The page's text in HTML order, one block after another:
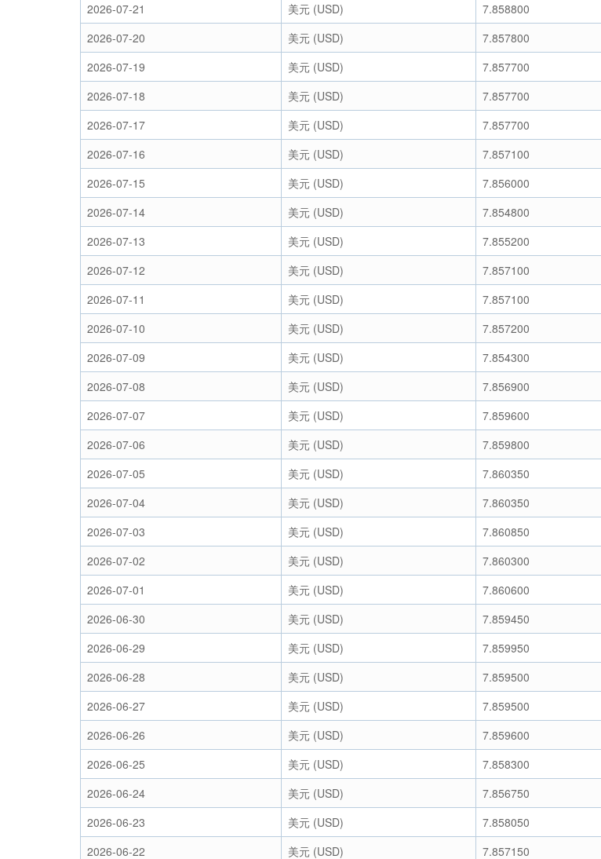
2026-07-21
美元 (USD) 7.858800
2026-07-20
美元 (USD) 7.857800
2026-07-19
美元 (USD) 7.857700
2026-07-18
美元 (USD) 7.857700
2026-07-17
美元 (USD) 7.857700
2026-07-16
美元 (USD) 7.857100
2026-07-15
美元 (USD) 7.856000
2026-07-14
美元 (USD) 7.854800
2026-07-13
美元 (USD) 7.855200
2026-07-12
美元 (USD) 7.857100
2026-07-11
美元 (USD) 7.857100
2026-07-10
美元 (USD) 7.857200
2026-07-09
美元 (USD) 7.854300
2026-07-08
美元 (USD) 7.856900
2026-07-07
美元 (USD) 7.859600
2026-07-06
美元 (USD) 7.859800
2026-07-05
美元 (USD) 7.860350
2026-07-04
美元 (USD) 7.860350
2026-07-03
美元 (USD) 7.860850
2026-07-02
美元 (USD) 7.860300
2026-07-01
美元 (USD) 7.860600
2026-06-30
美元 (USD) 7.859450
2026-06-29
美元 (USD) 7.859950
2026-06-28
美元 (USD) 7.859500
2026-06-27
美元 (USD) 7.859500
2026-06-26
美元 (USD) 7.859600
2026-06-25
美元 (USD) 7.858300
2026-06-24
美元 (USD) 7.856750
2026-06-23
美元 (USD) 7.858050
2026-06-22
美元 (USD) 7.857150